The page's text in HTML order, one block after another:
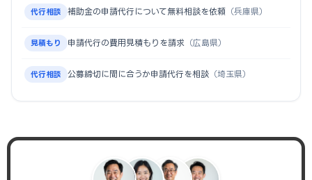
代行相談 補助金の申請代行について無料相談を依頼 （兵庫県）
見積もり 申請代行の費用見積もりを請求 （広島県）
代行相談 公募締切に間に合うか申請代行を相談 （埼玉県）